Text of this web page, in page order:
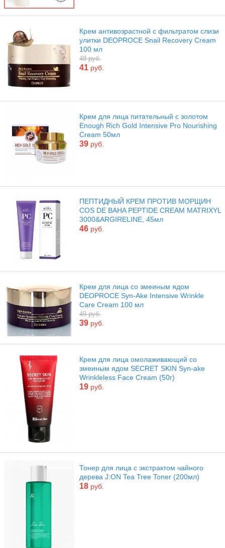
Крем антивозрастной с фильтратом слизи
улитки DEOPROCE Snail Recovery Cream
100 мл
48 руб.
41 руб.
Крем для лица питательный с золотом
Enough Rich Gold Intensive Pro Nourishing
Cream 50мл
39 руб.
ПЕПТИДНЫЙ КРЕМ ПРОТИВ МОРЩИН
COS DE BAHA PEPTIDE CREAM MATRIXYL
3000&ARGIRELINE, 45мл
46 руб.
Крем для лица со змеиным ядом
DEOPROCE Syn-Ake Intensive Wrinkle
Care Cream 100 мл
49 руб.
39 руб.
Крем для лица омолаживающий со
змеиным ядом SECRET SKIN Syn-ake
Wrinkleless Face Cream (50г)
19 руб.
Тонер для лица с экстрактом чайного
дерева J:ON Tea Tree Toner (200мл)
18 руб.